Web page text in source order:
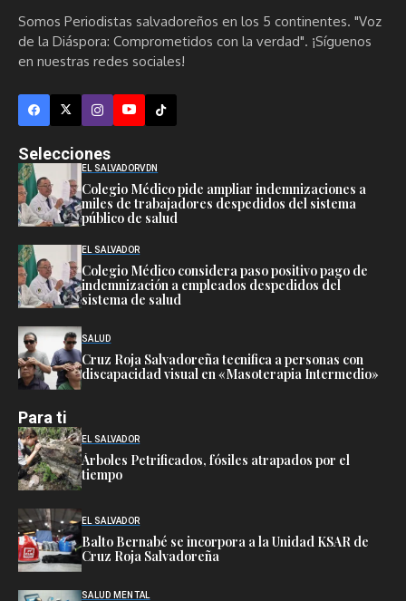
Somos Periodistas salvadoreños en los 5 continentes. "Voz
de la Diáspora: Comprometidos con la verdad". ¡Síguenos
en nuestras redes sociales!
Selecciones
EL SALVADORVDN
Colegio Médico pide ampliar indemnizaciones a
miles de trabajadores despedidos del sistema
público de salud
EL SALVADOR
Colegio Médico considera paso positivo pago de
indemnización a empleados despedidos del
sistema de salud
SALUD
Cruz Roja Salvadoreña tecnifica a personas con
discapacidad visual en «Masoterapia Intermedio»
Para ti
EL SALVADOR
Árboles Petrificados, fósiles atrapados por el
tiempo
EL SALVADOR
Balto Bernabé se incorpora a la Unidad KSAR de
Cruz Roja Salvadoreña
SALUD MENTAL